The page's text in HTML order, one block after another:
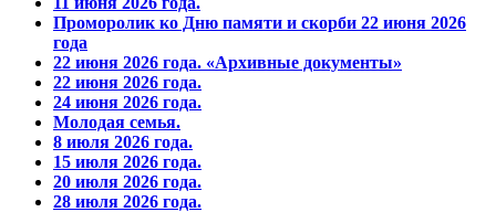
Проморолик ко Дню памяти и скорби 22 июня 2026
года
22 июня 2026 года. «Архивные документы»
22 июня 2026 года.
24 июня 2026 года.
Молодая семья.
8 июля 2026 года.
15 июля 2026 года.
20 июля 2026 года.
28 июля 2026 года.